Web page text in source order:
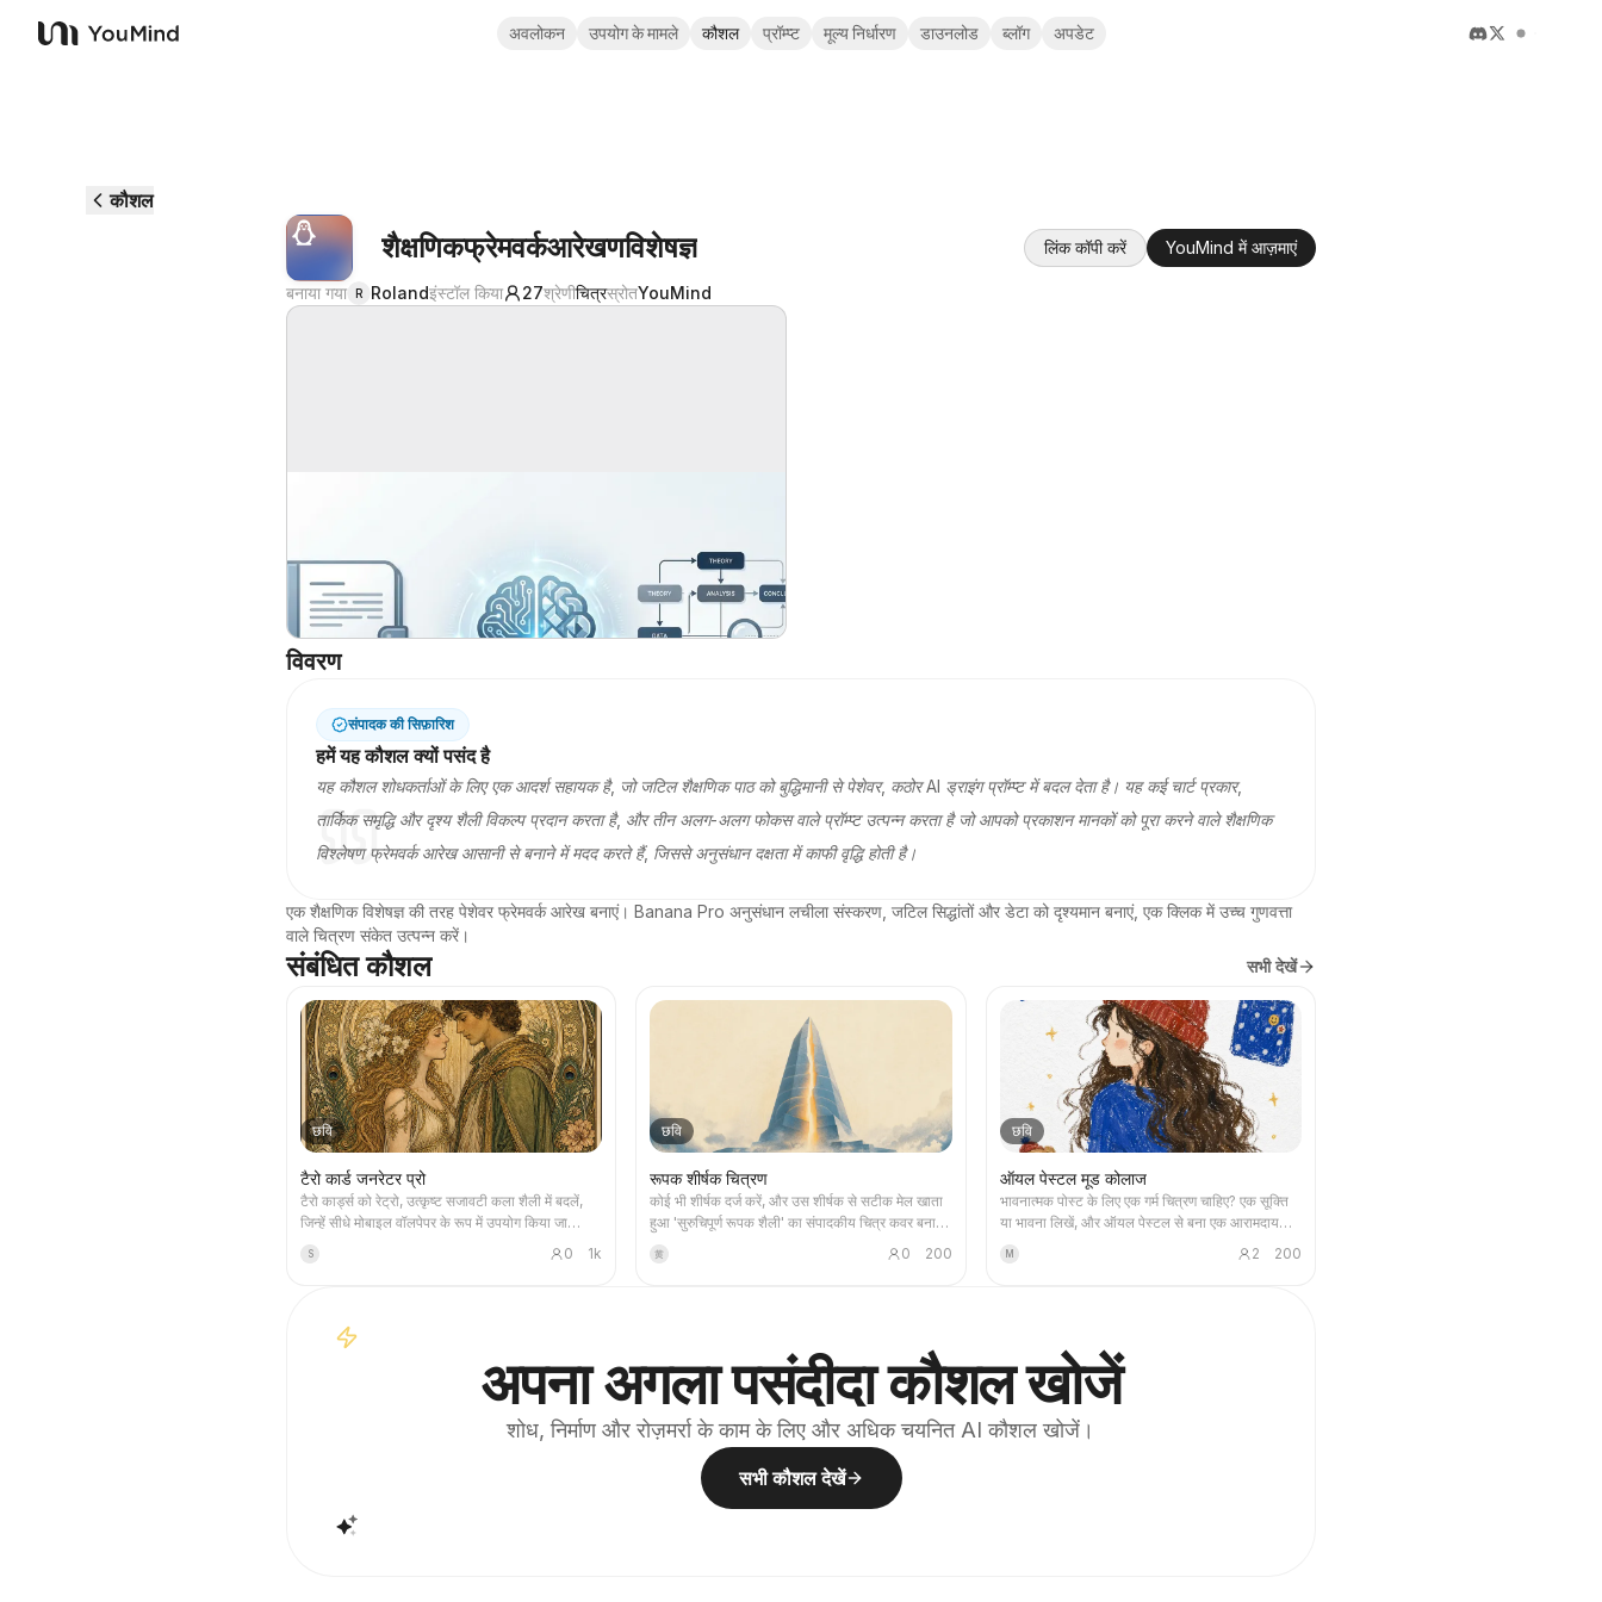
YouMind
अवलोकन उपयोग के मामले कौशल प्रॉम्प्ट मूल्य निर्धारण डाउनलोड ब्लॉग अपडेट
कौशल
शैक्षणिकफ्रेमवर्कआरेखणविशेषज्ञ लिंक कॉपी करें YouMind में आज़माएं
बनाया गया R Rolandइंस्टॉल किया 27श्रेणीचित्रस्रोतYouMind
विवरण
संपादक की सिफ़ारिश
हमें यह कौशल क्यों पसंद है
यह कौशल शोधकर्ताओं के लिए एक आदर्श सहायक है, जो जटिल शैक्षणिक पाठ को बुद्धिमानी से पेशेवर, कठोर AI ड्राइंग प्रॉम्प्ट में बदल देता है। यह कई चार्ट प्रकार,
तार्किक समृद्धि और दृश्य शैली विकल्प प्रदान करता है, और तीन अलग-अलग फोकस वाले प्रॉम्प्ट उत्पन्न करता है जो आपको प्रकाशन मानकों को पूरा करने वाले शैक्षणिक
विश्लेषण फ्रेमवर्क आरेख आसानी से बनाने में मदद करते हैं, जिससे अनुसंधान दक्षता में काफी वृद्धि होती है।
एक शैक्षणिक विशेषज्ञ की तरह पेशेवर फ्रेमवर्क आरेख बनाएं। Banana Pro अनुसंधान लचीला संस्करण, जटिल सिद्धांतों और डेटा को दृश्यमान बनाएं, एक क्लिक में उच्च गुणवत्ता
वाले चित्रण संकेत उत्पन्न करें।
संबंधित कौशल सभी देखें
छवि
टैरो कार्ड जनरेटर प्रो
टैरो कार्ड्स को रेट्रो, उत्कृष्ट सजावटी कला शैली में बदलें,
जिन्हें सीधे मोबाइल वॉलपेपर के रूप में उपयोग किया जा
सकता है। अपने पसंदीदा विषय (जैसे नॉर्स पौराणिक कथा,
कोई एनीमे/गेम IP) या जिन कार्ड्स को निकालना चाहते हैं,
कुछ चुनिंदा कार्ड्स समर्थित हैं, चित्र बारीक और आकर्षक हैं,
बिना किसी खुरदरे AI प्लास्टिक प्रभाव के। YouMind
शेड्यूल किए गए कार्यों के साथ मिलकर हर सुबह स्वचालित
रूप से कार्ड निकालने और व्याख्या प्राप्त कर सकते हैं
(आपको शेड्यूल किए गए कार्य को स्वयं कॉन्फ़िगर करना
S 0 1k
छवि
रूपक शीर्षक चित्रण
कोई भी शीर्षक दर्ज करें, और उस शीर्षक से सटीक मेल खाता
हुआ 'सुरुचिपूर्ण रूपक शैली' का संपादकीय चित्र कवर बनाएं:
दानेदार स्प्रे बनावट, धुंधला नीला + ऑफ-व्हाइट + गर्म रंगों
की झलक वाला संयमित पैलेट, एकल दृश्य रूपक, प्रचुर खाली
黄 0 200
छवि
ऑयल पेस्टल मूड कोलाज
भावनात्मक पोस्ट के लिए एक गर्म चित्रण चाहिए? एक सूक्ति
या भावना लिखें, और ऑयल पेस्टल से बना एक आरामदायक
चित्र पाएं, जिसमें हाथ से बना किरदार, बिखरी रोज़मर्रा की
चीज़ें और हस्तलिखित सूक्ति हो - हर पोस्ट में इस्तेमाल
M 2 200
अपना अगला पसंदीदा कौशल खोजें
शोध, निर्माण और रोज़मर्रा के काम के लिए और अधिक चयनित AI कौशल खोजें।
सभी कौशल देखें